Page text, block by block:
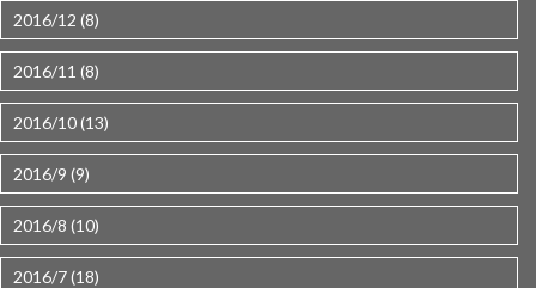
2016/12 (8)
2016/11 (8)
2016/10 (13)
2016/9 (9)
2016/8 (10)
2016/7 (18)